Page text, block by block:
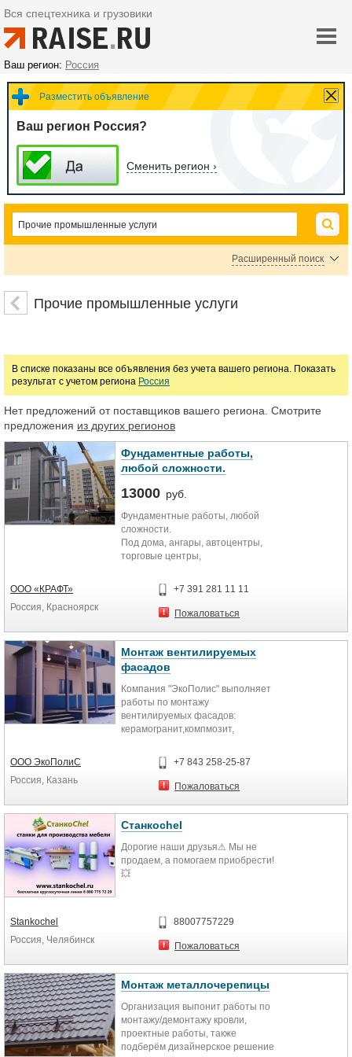
Вся спецтехника и грузовики
Ваш регион: Россия
Разместить объявление
Ваш регион Россия?
Сменить регион ›
Расширенный поиск
ЦенаПрочие промышленные услуги
В списке показаны все объявления без учета вашего региона. Показать
результат с учетом региона Россия
Нет предложений от поставщиков вашего региона. Смотрите
предложения из других регионов
Фундаментные работы,
любой сложности.
13000 руб.
Фундаментные работы, любой
сложности.
Под дома, ангары, автоцентры,
торговые центры,
монолитные, сборные.
Строительство плавающих
фундаментов, фундаментных плит.
ООО «КРАФТ»
Россия, Красноярск
+7 391 281 11 11
Пожаловаться
Монтаж вентилируемых
фасадов
Компания "ЭкоПолис" выполняет
работы по монтажу
вентилируемых фасадов:
керамогранит,компмозит,
работы, разработка цветового
решения.
ООО ЭкоПолиС
Россия, Казань
+7 843 258-25-87
Пожаловаться
Станкоchel
Дорогие наши друзья⚠ Мы не
продаем, а помогаем приобрести!
💥
производством корпусной мебели
и выявили для себя надежные,
простые в эксплуатации,
функциональные и недорогие
станки для ее производства.
Хочу предложить Вам наше
качественное и не дорогое
оборудование для Вашего
производства! Цены ниже наших
Вы не найдете на оборудование.
Stankochel
Россия, Челябинск
88007757229
Пожаловаться
Монтаж металлочерепицы
Организация выпонит работы по
монтажу/демонтажу кровли,
проектные работы, также
подберём дизайнерское решение